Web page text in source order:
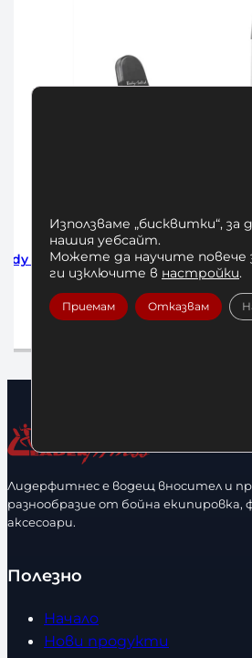
Бицепс – Трицепс
Solid GCBT380
660,00€/ 1290,85 лв.
Лидерфитнес е водещ вносител и
разнообразие от бойна екипировка,
аксесоари.
Полезно
Начало
Нови продукти
Използваме „бисквитки“,
нашия уебсайт.
Можете да научите повече
ги изключите в настройки.
Приемам Отказвам